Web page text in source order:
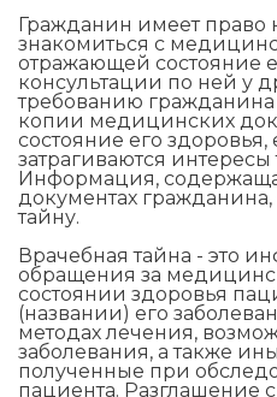
Гражданин имеет право
знакомиться с
отражающей состояние
консультации по ней у
требованию
копии медицинских
состояние его здоровья,
затрагиваются интересы
Информация,
документах гражданина,
тайну.
Врачебная тайна - это
обращения за
состоянии здоровья
(названии) его
методах лечения,
заболевания, а также
полученные при
пациента. Разглашение